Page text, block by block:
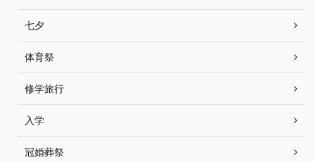
七夕
体育祭
修学旅行
入学
冠婚葬祭